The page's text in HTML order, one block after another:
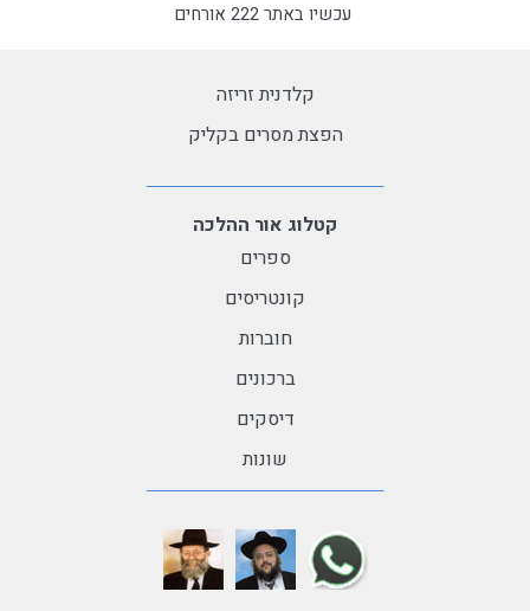
עכשיו באתר 222 אורחים
קלדנית זריזה
הפצת מסרים בקליק
קטלוג אור ההלכה
ספרים
קונטריסים
חוברות
ברכונים
דיסקים
שונות